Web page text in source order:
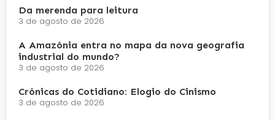
Da merenda para leitura
3 de agosto de 2026
A Amazônia entra no mapa da nova geografia
industrial do mundo?
3 de agosto de 2026
Crônicas do Cotidiano: Elogio do Cinismo
3 de agosto de 2026